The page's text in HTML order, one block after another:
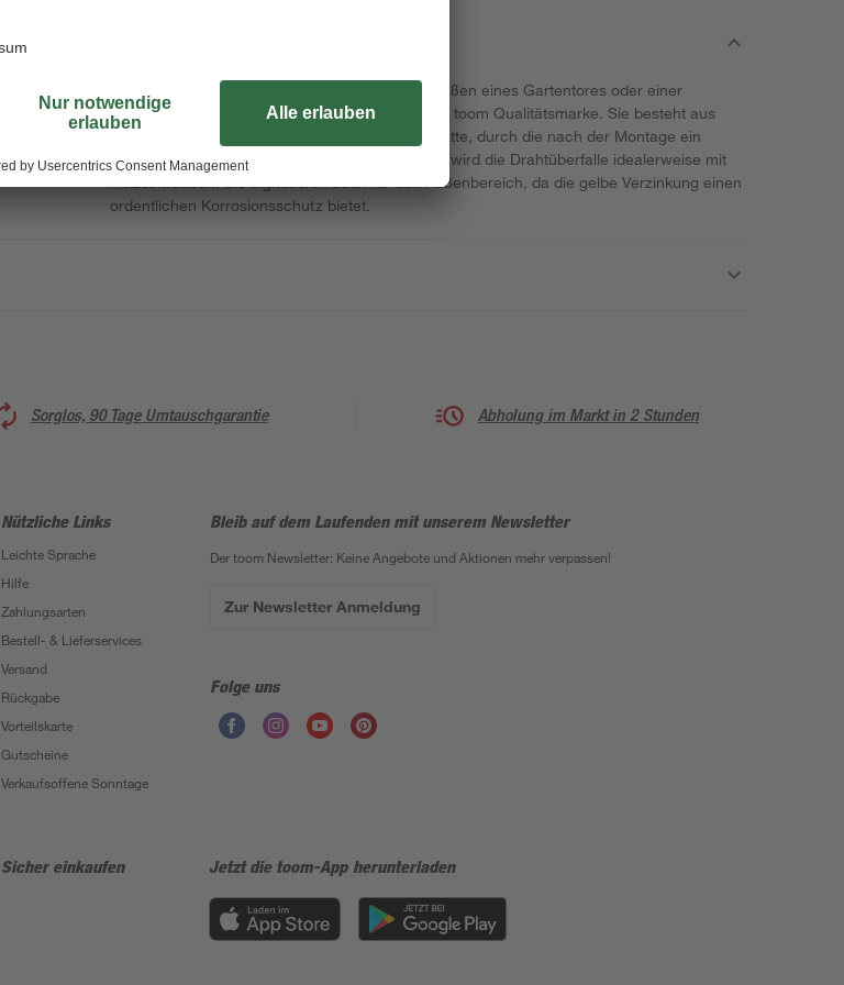
Die schnelle und einfache Lösung zum Verschließen eines Gartentores oder einer
einfachen Kellertür ist die Drahtüberfalle unserer toom Qualitätsmarke. Sie besteht aus
einem Scharnier mit Schlaufe und einer Ösenplatte, durch die nach der Montage ein
Vorhängeschloss geführt werden kann. Montiert wird die Drahtüberfalle idealerweise mit
Holzschrauben. Sie eignet sich auch für den Außenbereich, da die gelbe Verzinkung einen
ordentlichen Korrosionsschutz bietet.
Sorglos, 90 Tage Umtauschgarantie Abholung im Markt in 2 Stunden
Nützliche Links
Leichte Sprache
Hilfe
Zahlungsarten
Bestell- & Lieferservices
Versand
Rückgabe
Vorteilskarte
Gutscheine
Verkaufsoffene Sonntage
Bleib auf dem Laufenden mit unserem Newsletter
Der toom Newsletter: Keine Angebote und Aktionen mehr verpassen!
Zur Newsletter Anmeldung
Folge uns
Sicher einkaufen Jetzt die toom-App herunterladen